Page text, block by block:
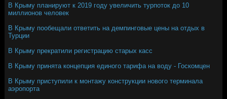
В Крыму планируют к 2019 году увеличить турпоток до 10
миллионов человек
В Крыму пообещали ответить на демпинговые цены на отдых в
Турции
В Крыму прекратили регистрацию старых касс
В Крыму принята концепция единого тарифа на воду - Госкомцен
В Крыму приступили к монтажу конструкции нового терминала
аэропорта